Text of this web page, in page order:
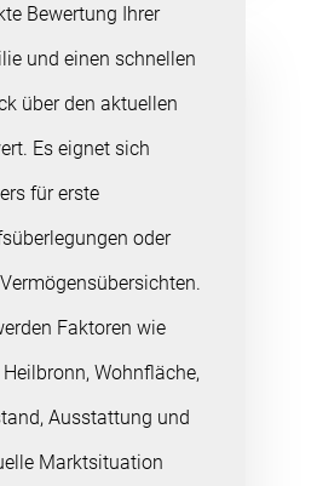
Bewertung Ihrer
und einen schnellen
über den aktuellen
Es eignet sich
für erste
oder
Faktoren wie
Wohnfläche,
Ausstattung und
Marktsituation